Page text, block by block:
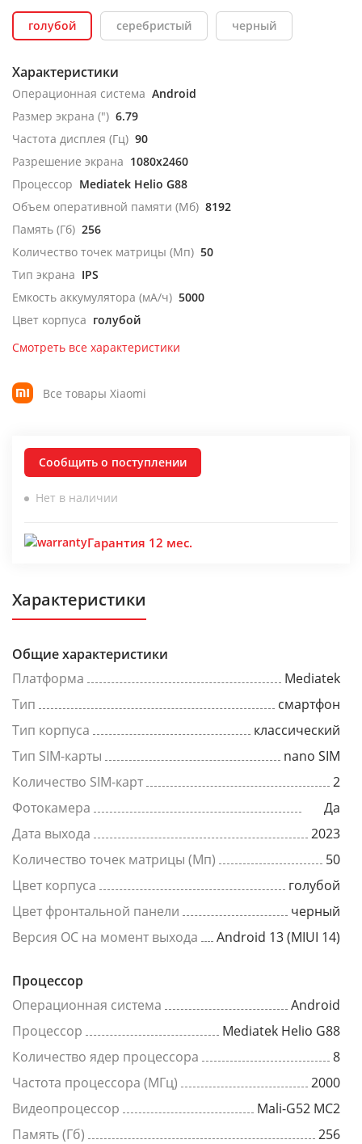
голубой серебристый черный
Характеристики
Операционная система Android
Размер экрана (") 6.79
Частота дисплея (Гц) 90
Разрешение экрана 1080x2460
Процессор Mediatek Helio G88
Объем оперативной памяти (Мб) 8192
Память (Гб) 256
Количество точек матрицы (Мп) 50
Тип экрана IPS
Емкость аккумулятора (мА/ч) 5000
Цвет корпуса голубой
Смотреть все характеристики
Все товары Xiaomi
Сообщить о поступлении
Нет в наличии
Гарантия 12 мес.
Характеристики
Общие характеристики
Платформа
Mediatek
Тип
смартфон
Тип корпуса
классический
Тип SIM-карты
nano SIM
Количество SIM-карт
2
Фотокамера
Да
Дата выхода
2023
Количество точек матрицы (Мп)
50
Цвет корпуса
голубой
Цвет фронтальной панели
черный
Версия ОС на момент выхода
Android 13 (MIUI 14)
Процессор
Операционная система
Android
Процессор
Mediatek Helio G88
Количество ядер процессора
8
Частота процессора (МГц)
2000
Видеопроцессор
Mali-G52 MC2
Память (Гб)
256